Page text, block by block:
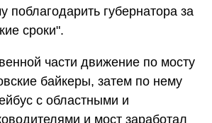
поблагодарить губернатора за
сроки".
части движение по мосту
байкеры, затем по нему
с областными и
и мост заработал